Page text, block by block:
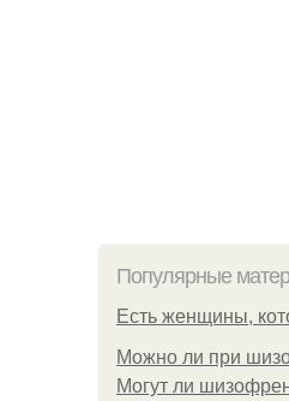
Популярные
Есть женщины,
Можно ли при
Могут ли